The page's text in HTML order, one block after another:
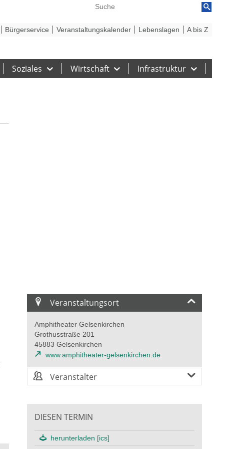
Soziales Wirtschaft Infrastruktur
Bürgerservice Veranstaltungskalender Lebenslagen A bis Z
Veranstaltungsort
Amphitheater Gelsenkirchen
Grothusstraße 201
45883 Gelsenkirchen
www.amphitheater-gelsenkirchen.de
Veranstalter
DIESEN TERMIN
herunterladen [ics]